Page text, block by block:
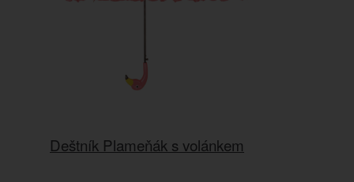
Deštník Plameňák s volánkem